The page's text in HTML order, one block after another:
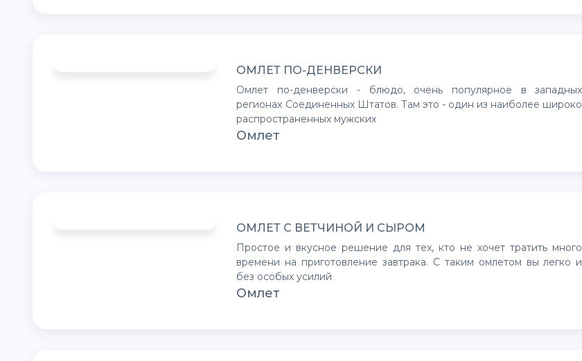
ОМЛЕТ ПО-ДЕНВЕРСКИ
Омлет по-денверски - блюдо, очень популярное в западных
регионах Соединенных Штатов. Там это - один из наиболее широко
распространенных мужских
Омлет
ОМЛЕТ С ВЕТЧИНОЙ И СЫРОМ
Простое и вкусное решение для тех, кто не хочет тратить много
времени на приготовление завтрака. С таким омлетом вы легко и
без особых усилий
Омлет